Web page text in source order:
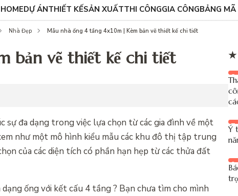
HOMEDỰ ÁNTHIẾT KẾSẢN XUẤTTHI CÔNGGIA CÔNGBẢNG MÃ
Nhà Đẹp Mẫu nhà ống 4 tầng 4x10m | Kèm bản vẽ thiết kế chi tiết
bản vẽ thiết kế chi tiết
sự đa dạng trong việc lựa chọn từ các gia đình về một
như một mô hình kiểu mẫu các khu đô thị tập trung
của các diện tích có phần hạn hẹp từ các thửa đất
ống với kết cấu 4 tầng ? Bạn chưa tìm cho mình
★
Ý